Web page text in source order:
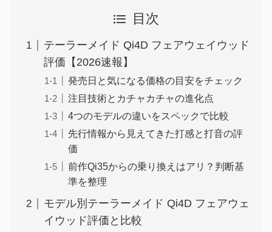
目次
テーラーメイド Qi4D フェアウェイウッド
評価【2026速報】
発売日と気になる価格の目安をチェック
注目技術とカチャカチャの進化点
4つのモデルの違いをスペックで比較
先行情報から見えてきた打感と打音の評
価
前作Qi35からの乗り換えはアリ？判断基
準を整理
モデル別テーラーメイド Qi4D フェアウェ
イウッド評価と比較